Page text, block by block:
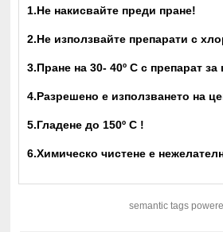
1.Не накисвайте преди пране!
2.Не използвайте препарати с
3.Пране на 30- 40º С с препарат
4.Разрешено е използването на
5.Гладене до 150º С !
6.Химическо чистене е
semantic tags